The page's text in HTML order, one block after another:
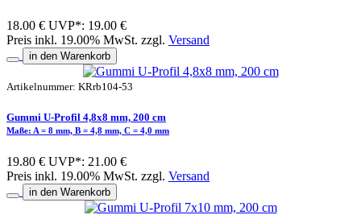
18.00 € UVP*: 19.00 €
Preis inkl. 19.00% MwSt. zzgl. Versand
in den Warenkorb
Artikelnummer: KRrb104-53
Gummi U-Profil 4,8x8 mm, 200 cm
Maße: A = 8 mm, B = 4,8 mm, C = 4,0 mm
19.80 € UVP*: 21.00 €
Preis inkl. 19.00% MwSt. zzgl. Versand
in den Warenkorb